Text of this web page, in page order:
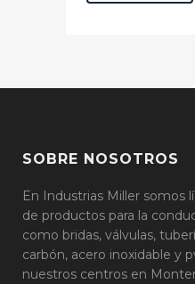
SOBRE NOSOTROS
En Industrias Miller somos
de productos para la
como bridas, válvulas,
carbón, acero inoxidable y
nuestros centros en